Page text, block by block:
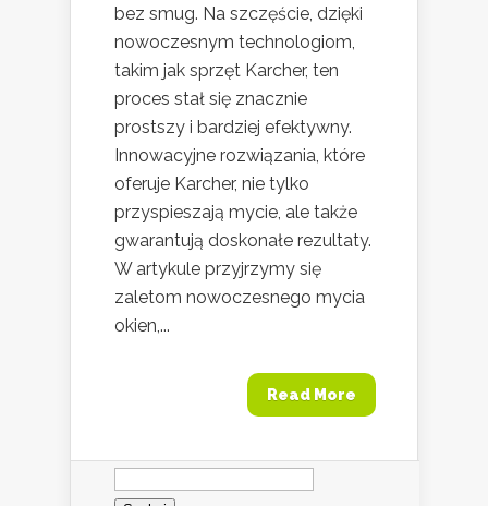
bez smug. Na szczęście, dzięki
nowoczesnym technologiom,
takim jak sprzęt Karcher, ten
proces stał się znacznie
prostszy i bardziej efektywny.
Innowacyjne rozwiązania, które
oferuje Karcher, nie tylko
przyspieszają mycie, ale także
gwarantują doskonałe rezultaty.
W artykule przyjrzymy się
zaletom nowoczesnego mycia
okien,...
Read More
Szukaj: